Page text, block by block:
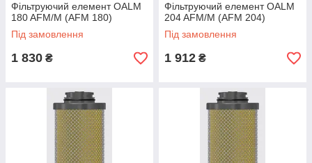
Фільтруючий елемент OALM
180 AFM/M (AFM 180)
Під замовлення
1 830 ₴
Фільтруючий елемент OALM
204 AFM/M (AFM 204)
Під замовлення
1 912 ₴